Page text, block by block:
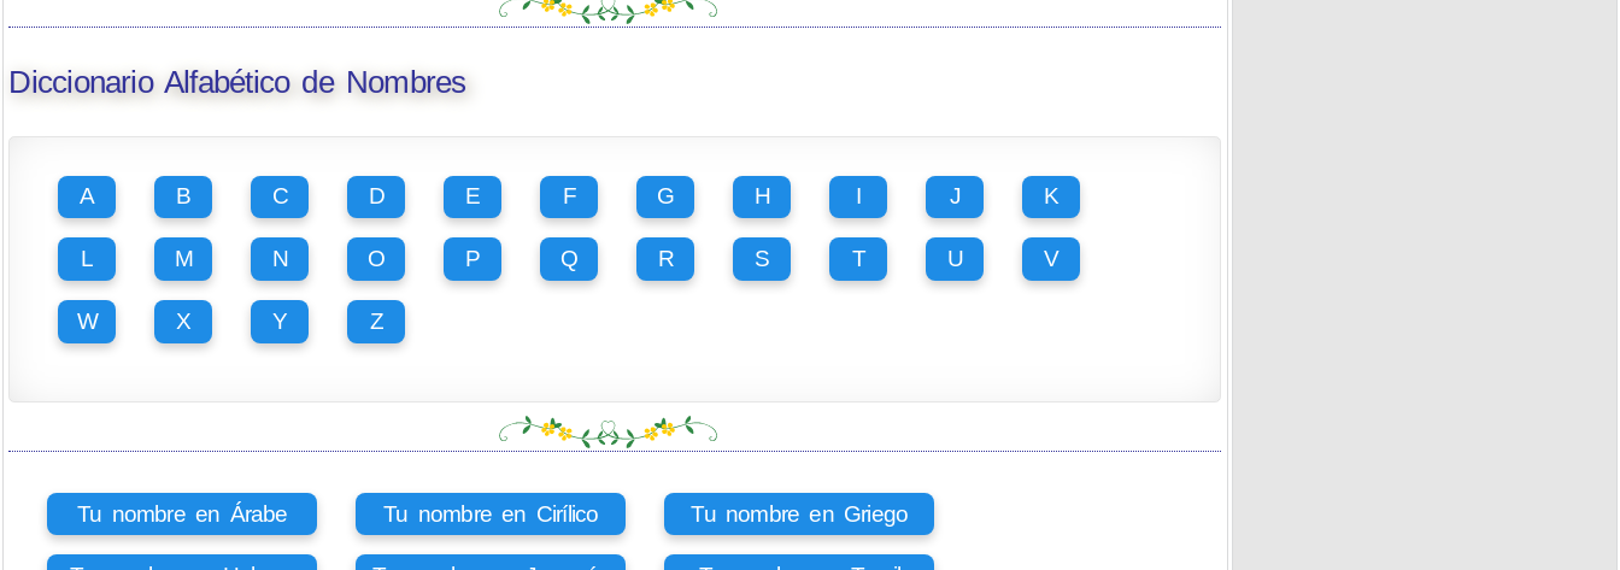
Diccionario Alfabético de Nombres
A B C D E F G H I J K
L M N O P Q R S T U V
W X Y Z
Tu nombre en Árabe Tu nombre en Cirílico Tu nombre en Griego